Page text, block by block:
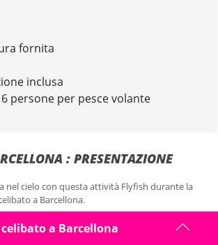
fornita
inclusa
persone per pesce volante
: PRESENTAZIONE
nel cielo con questa attività Flyfish durante la
a Barcellona.
un clima soleggiato, non c'è città migliore per
a Barcellona